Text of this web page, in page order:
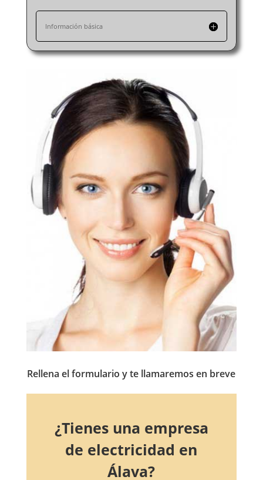
Electricistas Vizcaya
Electricistas Zamora
Electricistas Zaragoza
Electricistas Melilla
Información básica
Rellena el formulario y te llamaremos en breve
¿Tienes una empresa
de electricidad en
Álava?